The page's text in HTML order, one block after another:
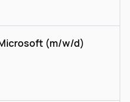
(m/w/d)